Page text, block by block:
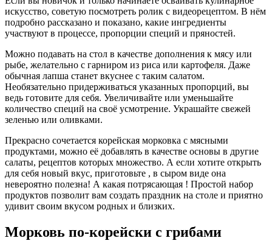
искусство, советую посмотреть ролик с видеорецептом. В нём
подробно рассказано и показано, какие ингредиенты
участвуют в процессе, пропорции специй и пряностей.
Можно подавать на стол в качестве дополнения к мясу или
рыбе, желательно с гарниром из риса или картофеля. Даже
обычная лапша станет вкуснее с таким салатом.
Необязательно придерживаться указанных пропорций, вы
ведь готовите для себя. Увеличивайте или уменьшайте
количество специй на своё усмотрение. Украшайте свежей
зеленью или оливками.
Прекрасно сочетается корейская морковка с мясными
продуктами, можно её добавлять в качестве основы в другие
салаты, рецептов которых множество. А если хотите открыть
для себя новый вкус, приготовьте , в сыром виде она
невероятно полезна! А какая потрясающая ! Простой набор
продуктов позволит вам создать праздник на столе и приятно
удивит своим вкусом родных и близких.
Морковь по-корейски с грибами